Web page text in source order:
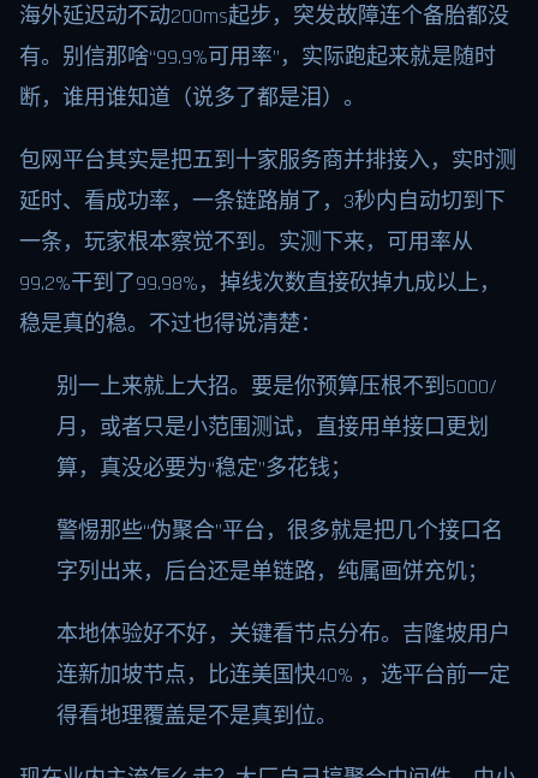
海外延迟动不动200ms起步，突发故障连个备胎都没
有。别信那啥“99.9%可用率”，实际跑起来就是随时
断，谁用谁知道（说多了都是泪）。
包网平台其实是把五到十家服务商并排接入，实时测
延时、看成功率，一条链路崩了，3秒内自动切到下
一条，玩家根本察觉不到。实测下来，可用率从
99.2%干到了99.98%，掉线次数直接砍掉九成以上，
稳是真的稳。不过也得说清楚：
别一上来就上大招。要是你预算压根不到5000/
月，或者只是小范围测试，直接用单接口更划
算，真没必要为“稳定”多花钱；
警惕那些“伪聚合”平台，很多就是把几个接口名
字列出来，后台还是单链路，纯属画饼充饥；
本地体验好不好，关键看节点分布。吉隆坡用户
连新加坡节点，比连美国快40% ，选平台前一定
得看地理覆盖是不是真到位。